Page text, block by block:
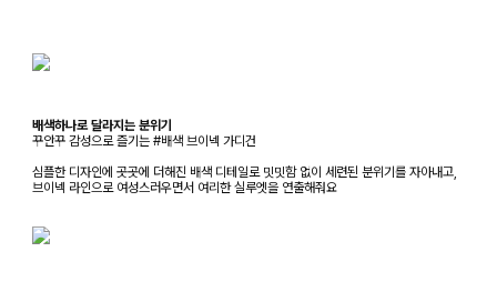
배색하나로 달라지는 분위기
꾸안꾸 감성으로 즐기는 #배색 브이넥 가디건
심플한 디자인에 곳곳에 더해진 배색 디테일로 밋밋함 없이 세련된 분위기를 자아내고,
브이넥 라인으로 여성스러우면서 여리한 실루엣을 연출해줘요